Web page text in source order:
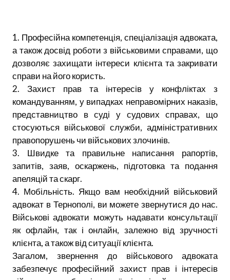
1. Професійна компетенція, спеціалізація адвоката,
а також досвід роботи з військовими справами, що
дозволяє захищати інтереси клієнта та закривати
справи на його користь.
2. Захист прав та інтересів у конфліктах з
командуванням, у випадках неправомірних наказів,
представництво в суді у судових справах, що
стосуються військової служби, адміністративних
правопорушень чи військових злочинів.
3. Швидке та правильне написання рапортів,
запитів, заяв, оскаржень, підготовка та подання
апеляцій та скарг.
4. Мобільність. Якщо вам необхідний військовий
адвокат в Тернополі, ви можете звернутися до нас.
Військові адвокати можуть надавати консультації
як офлайн, так і онлайн, залежно від зручності
клієнта, а також від ситуації клієнта.
Загалом, звернення до військового адвоката
забезпечує професійний захист прав і інтересів